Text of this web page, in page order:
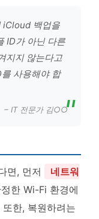
iCloud 백업을
ID가 아닌 다른
지지 않는다고
사용해야 합
– IT 전문가 김○○
면, 먼저
네트워
한 Wi-Fi 환경에
한, 복원하려는